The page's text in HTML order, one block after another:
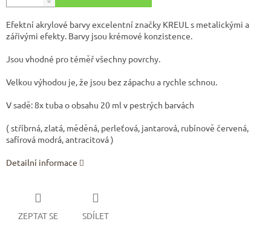
Efektní akrylové barvy excelentní značky KREUL s metalickými a
zářivými efekty. Barvy jsou krémové konzistence.
Jsou vhodné pro téměř všechny povrchy.
Velkou výhodou je, že jsou bez zápachu a rychle schnou.
V sadě: 8x tuba o obsahu 20 ml v pestrých barvách
( stříbrná, zlatá, měděná, perleťová, jantarová, rubínově červená,
safírová modrá, antracitová )
Detailní informace
ZEPTAT SE SDÍLET